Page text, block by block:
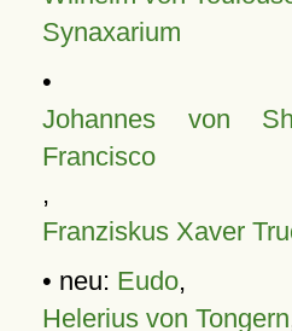
Synaxarium
•
Johannes von
Francisco
,
Franziskus Xaver
• neu: Eudo,
Helerius von Tongern